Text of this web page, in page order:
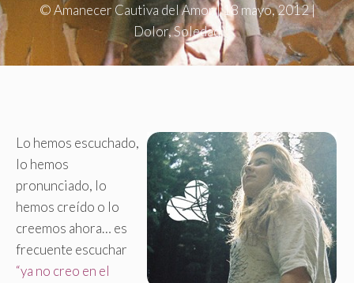
©Amanecer Cautiva del Amor|18 mayo, 2012|
Dolor,Soledad
Lo hemos escuchado,
lo hemos
pronunciado, lo
hemos creído o lo
creemos ahora… es
frecuente escuchar
“ya no creo en el